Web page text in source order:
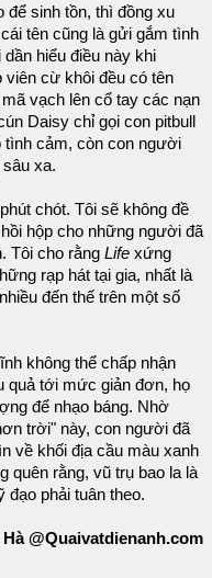
để sinh tồn, thì đồng xu
tên cũng là gửi gắm tình
hiểu điều này khi
viên cừ khôi đều có tên
vạch lên cổ tay các nạn
Daisy chỉ gọi con pitbull
tình cảm, còn con người
xa.
chót. Tôi sẽ không đề
hộp cho những người đã
Tôi cho rằng Life xứng
rạp hát tại gia, nhất là
đến thế trên một số
không thể chấp nhận
quả tới mức giản đơn, họ
để nhạo báng. Nhờ
trời" này, con người đã
về khối địa cầu màu xanh
quên rằng, vũ trụ bao la là
đạo phải tuân theo.
@Quaivatdienanh.com